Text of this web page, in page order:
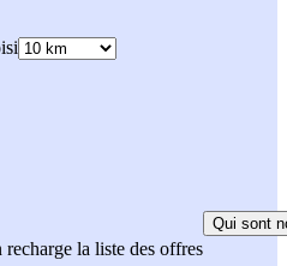
recharge la liste des offres
Qui sont